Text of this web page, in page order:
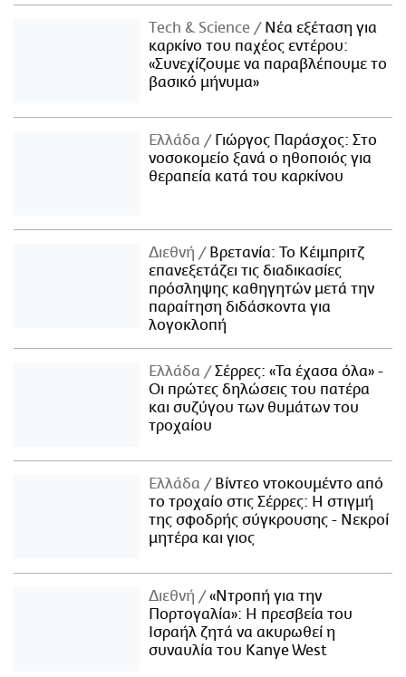
Τech & Science
Νέα εξέταση για
καρκίνο του παχέος εντέρου:
«Συνεχίζουμε να παραβλέπουμε το
βασικό μήνυμα»
Ελλάδα
Γιώργος Παράσχος: Στο
νοσοκομείο ξανά ο ηθοποιός για
θεραπεία κατά του καρκίνου
Διεθνή
Βρετανία: Το Κέιμπριτζ
επανεξετάζει τις διαδικασίες
πρόσληψης καθηγητών μετά την
παραίτηση διδάσκοντα για
λογοκλοπή
Ελλάδα
Σέρρες: «Τα έχασα όλα» -
Οι πρώτες δηλώσεις του πατέρα
και συζύγου των θυμάτων του
τροχαίου
Ελλάδα
Βίντεο ντοκουμέντο από
το τροχαίο στις Σέρρες: Η στιγμή
της σφοδρής σύγκρουσης - Νεκροί
μητέρα και γιος
Διεθνή
«Ντροπή για την
Πορτογαλία»: Η πρεσβεία του
Ισραήλ ζητά να ακυρωθεί η
συναυλία του Kanye West